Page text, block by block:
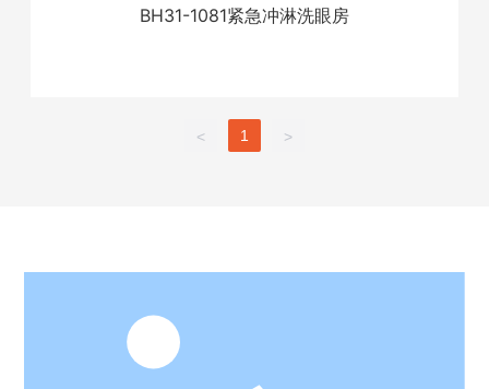
BH31-1081紧急冲淋洗眼房
< 1 >